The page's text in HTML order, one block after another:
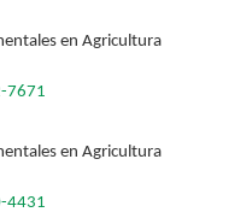
en Agricultura
7671
en Agricultura
4431